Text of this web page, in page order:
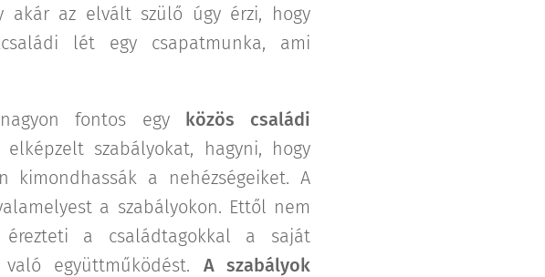
akár az elvált szülő úgy érzi, hogy
lét egy csapatmunka, ami
fontos egy közös családi
szabályokat, hagyni, hogy
kimondhassák a nehézségeiket. A
a szabályokon. Ettől nem
a családtagokkal a saját
együttműködést. A szabályok